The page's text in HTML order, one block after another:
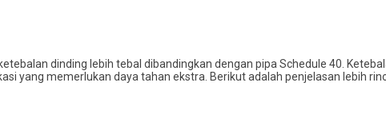
dinding lebih tebal dibandingkan dengan pipa Schedule 40.
yang memerlukan daya tahan ekstra. Berikut adalah penjelasan lebih